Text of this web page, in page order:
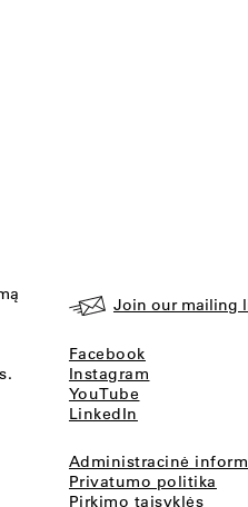
Join our mailing
Facebook
Instagram
YouTube
LinkedIn
Administracinė
Privatumo politika
Pirkimo taisyklės